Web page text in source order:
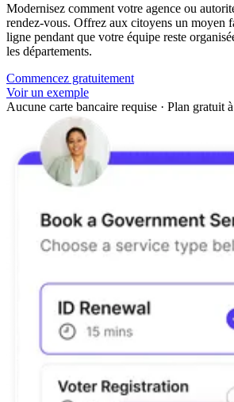
Modernisez comment votre agence ou
rendez-vous. Offrez aux citoyens un moyen
ligne pendant que votre équipe reste
les départements.
Commencez gratuitement
Voir un exemple
Aucune carte bancaire requise · Plan gratuit